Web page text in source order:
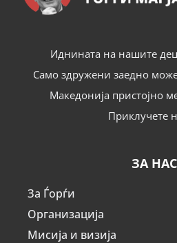
Иднината на нашите
Само здружени заедно
Македонија пристојно
Приклучете
ЗА НАС
За Ѓорѓи
Организација
Мисија и визија